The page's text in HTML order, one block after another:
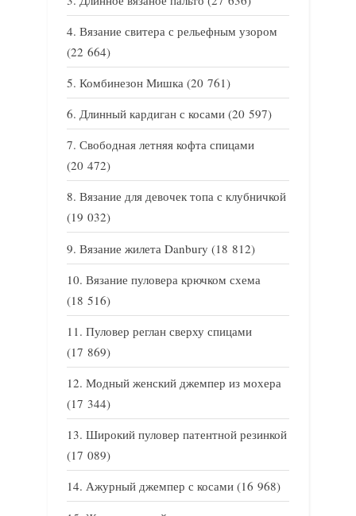
Вязание свитера с рельефным узором
(22 664)
Комбинезон Мишка (20 761)
Длинный кардиган с косами (20 597)
Свободная летняя кофта спицами
(20 472)
Вязание для девочек топа с клубничкой
(19 032)
Вязание жилета Danbury (18 812)
Вязание пуловера крючком схема
(18 516)
Пуловер реглан сверху спицами
(17 869)
Модный женский джемпер из мохера
(17 344)
Широкий пуловер патентной резинкой
(17 089)
Ажурный джемпер с косами (16 968)